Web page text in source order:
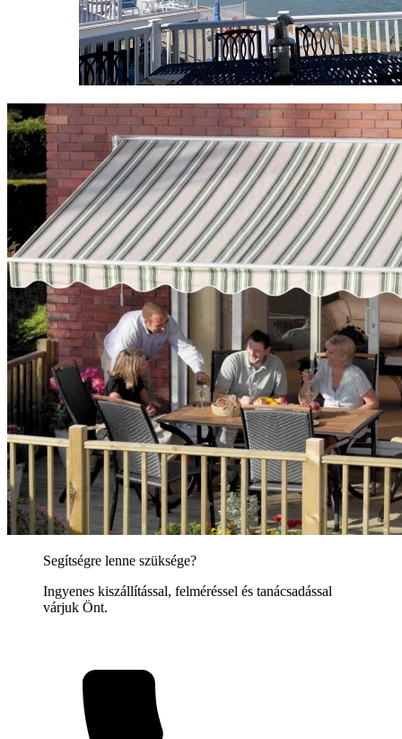
Segítségre lenne szüksége?
Ingyenes kiszállítással, felméréssel és tanácsadással
várjuk Önt.